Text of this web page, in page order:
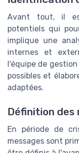
Avant tout, il
potentiels qui
implique une
internes et
l'équipe de
possibles et
adaptées.
Définition des
En période de
messages sont